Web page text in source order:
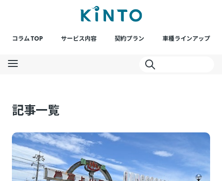
コラム TOP サービス内容 契約プラン 車種ラインアップ
記事一覧